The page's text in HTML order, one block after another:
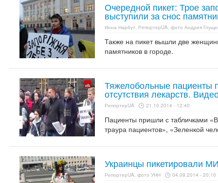
Очередной пикет: Трое
выступили за снос
Инна Нарбут, РепортерUA, фото Андрея
Также на пикет вышли две
памятников в городе.
Тяжелобольные пациенты
отсутствия лекарств.
РепортерUA 21.10.2014 - 12:40
Пациенты пришли с табличками
траура пациентов», «Зеленкой
Украинцы пикетировали
РепортерUA, фото УНН 04.09.2014 - 20:10